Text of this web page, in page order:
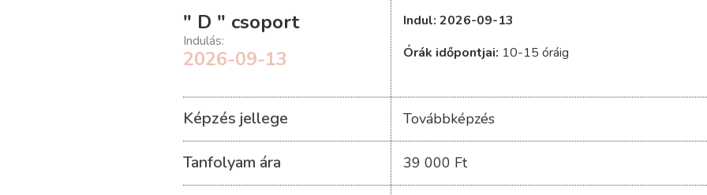
" D " csoport
Indulás:
2026-09-13
Indul: 2026-09-13
Órák időpontjai: 10-15 óráig
Képzés jellege Továbbképzés
Tanfolyam ára 39 000 Ft